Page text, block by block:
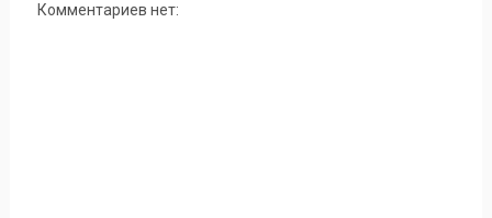
Комментариев нет: